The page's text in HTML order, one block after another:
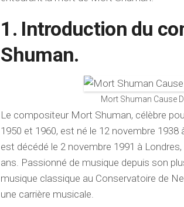
1. Introduction du
Shuman.
Mort Shuman Cause
Le compositeur Mort Shuman, célèbre
1950 et 1960, est né le 12 novembre 1938
est décédé le 2 novembre 1991 à Londres,
ans. Passionné de musique depuis son
musique classique au Conservatoire de
une carrière musicale.